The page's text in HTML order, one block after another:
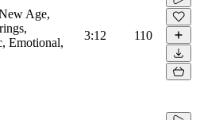
Age,
Emotional,
3:12 110